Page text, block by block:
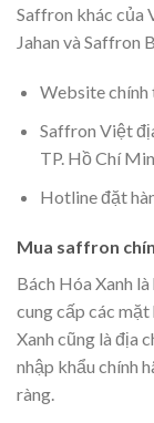
Saffron khác của
Jahan và Saffron
Website
Saffron Việt
TP. Hồ Chí
Hotline đặt
Mua saffron
Bách Hóa Xanh
cung cấp các mặt
Xanh cũng là địa
nhập khẩu chính
ràng.